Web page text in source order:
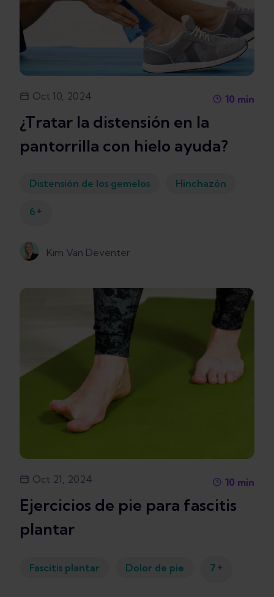
Oct 10, 2024 10 min
¿Tratar la distensión en la
pantorrilla con hielo ayuda?
Distensión de los gemelos Hinchazón
6 +
Kim Van Deventer
Oct 21, 2024 10 min
Ejercicios de pie para fascitis
plantar
Fascitis plantar Dolor de pie 7 +